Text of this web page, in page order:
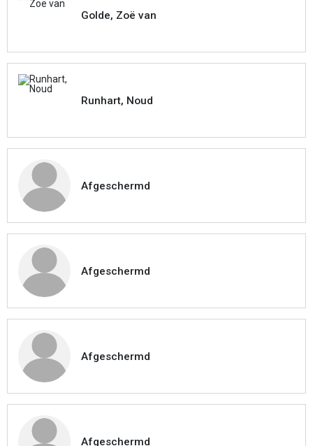
Golde, Zoë van
Runhart, Noud
Afgeschermd
Afgeschermd
Afgeschermd
Afgeschermd